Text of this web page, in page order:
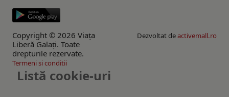
Copyright © 2026 Viaţa
Liberă Galaţi. Toate
drepturile rezervate.
Dezvoltat deactivemall.ro
Termeni si conditii
Listă cookie-uri